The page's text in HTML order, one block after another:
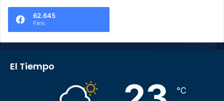
62.645
Fans
El Tiempo
℃